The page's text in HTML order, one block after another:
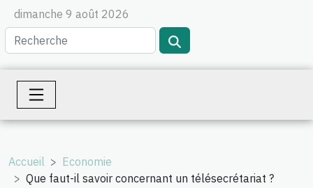
dimanche 9 août 2026
Accueil
Economie
Que faut-il savoir concernant un télésecrétariat ?